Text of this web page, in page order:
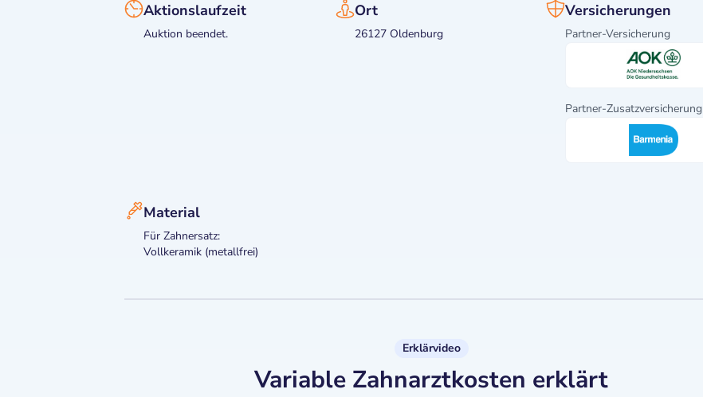
Aktionslaufzeit
Auktion beendet.
Ort
26127 Oldenburg
Versicherungen
Partner-Versicherung
Partner-Zusatzversicherung
Material
Für Zahnersatz:
Vollkeramik (metallfrei)
Erklärvideo
Variable Zahnarztkosten erklärt